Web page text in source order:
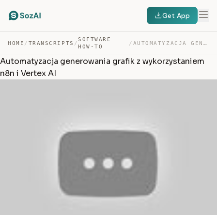
Get App
HOME / TRANSCRIPTS /
SOFTWARE
HOW-TO
/ AUTOMATYZACJA GENEROWANIA GRAFIK Z WYKORZYSTANIEM N8N I… — TRANSCRIPT
Automatyzacja generowania grafik z wykorzystaniem
n8n i Vertex AI